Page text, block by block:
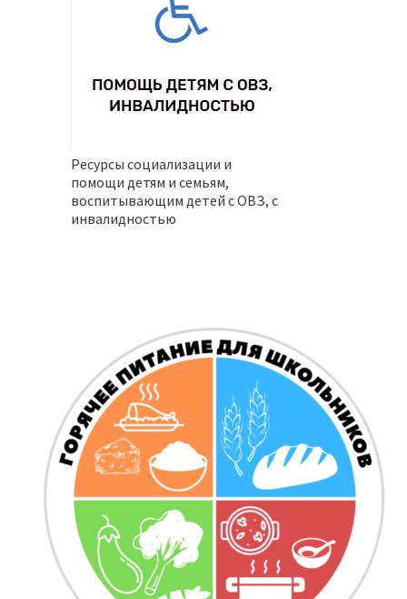
Ресурсы социализации и
помощи детям и семьям,
воспитывающим детей с ОВЗ, с
инвалидностью